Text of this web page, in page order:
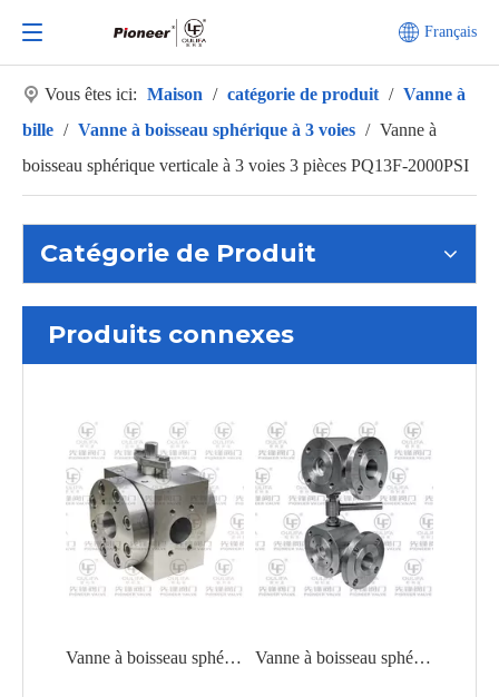
Français
Vous êtes ici: Maison / catégorie de produit / Vanne à
bille / Vanne à boisseau sphérique à 3 voies / Vanne à
boisseau sphérique verticale à 3 voies 3 pièces PQ13F-2000PSI
Catégorie de Produit
Produits connexes
Vanne à boisseau sphérique 3 voies haute pression Q44PEEK-3000PSI Vanne à boisseau sphérique à 3 voies duplex SLQ74F